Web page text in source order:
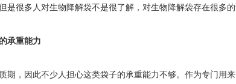
是很多人对生物降解袋不是很了解，对生物降解袋存在很多
承重能力
期，因此不少人担心这类袋子的承重能力不够。作为专门用